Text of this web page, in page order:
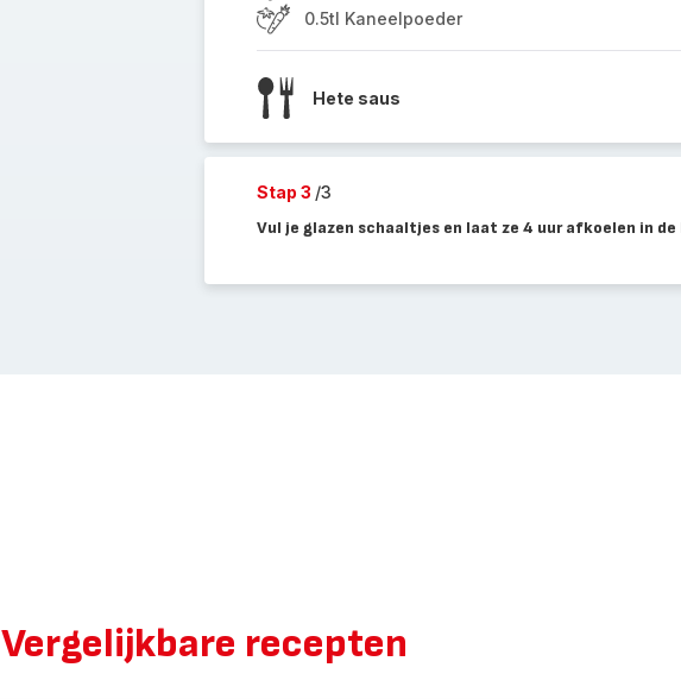
0.5tl Kaneelpoeder
Hete saus
Stap 3 /3
Vul je glazen schaaltjes en laat ze 4 uur afkoelen in
Vergelijkbare recepten